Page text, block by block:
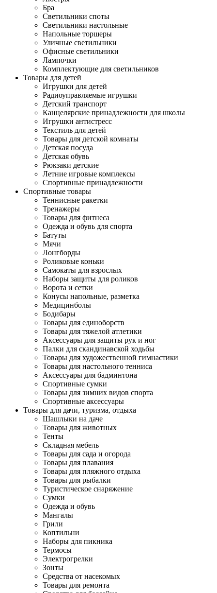
Бра
Светильники споты
Светильники настольные
Напольные торшеры
Уличные светильники
Офисные светильники
Лампочки
Комплектующие для светильников
Товары для детей
Игрушки для детей
Радиоуправляемые игрушки
Детский транспорт
Канцелярские принадлежности для школы
Игрушки антистресс
Текстиль для детей
Товары для детской комнаты
Детская посуда
Детская обувь
Рюкзаки детские
Летние игровые комплексы
Спортивные принадлежности
Спортивные товары
Теннисные ракетки
Тренажеры
Товары для фитнеса
Одежда и обувь для спорта
Батуты
Мячи
Лонгборды
Роликовые коньки
Самокаты для взрослых
Наборы защиты для роликов
Ворота и сетки
Конусы напольные, разметка
Медицинболы
Бодибары
Товары для единоборств
Товары для тяжелой атлетики
Аксессуары для защиты рук и ног
Палки для скандинавской ходьбы
Товары для художественной гимнастики
Товары для настольного тенниса
Аксессуары для бадминтона
Спортивные сумки
Товары для зимних видов спорта
Спортивные аксессуары
Товары для дачи, туризма, отдыха
Шашлыки на даче
Товары для животных
Тенты
Складная мебель
Товары для сада и огорода
Товары для плавания
Товары для пляжного отдыха
Товары для рыбалки
Туристическое снаряжение
Сумки
Одежда и обувь
Мангалы
Грили
Коптильни
Наборы для пикника
Термосы
Электрогрелки
Зонты
Средства от насекомых
Товары для ремонта